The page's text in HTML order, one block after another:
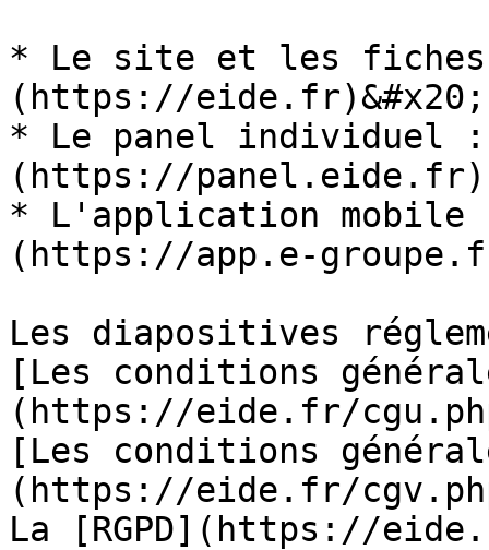
* Le site et les
(https://eide.fr)&#x20;
* Le panel individuel
(https://panel.eide.fr)
* L'application
(https://app.e-
Les diapositives
[Les conditions
(https://eide.fr/
[Les conditions
(https://eide.fr/
La [RGPD](https://